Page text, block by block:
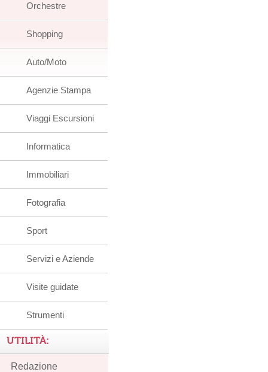
Orchestre
Shopping
Auto/Moto
Agenzie Stampa
Viaggi Escursioni
Informatica
Immobiliari
Fotografia
Sport
Servizi e Aziende
Visite guidate
Strumenti
UTILITÀ:
Redazione